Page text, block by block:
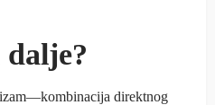
dalje?
direktnog